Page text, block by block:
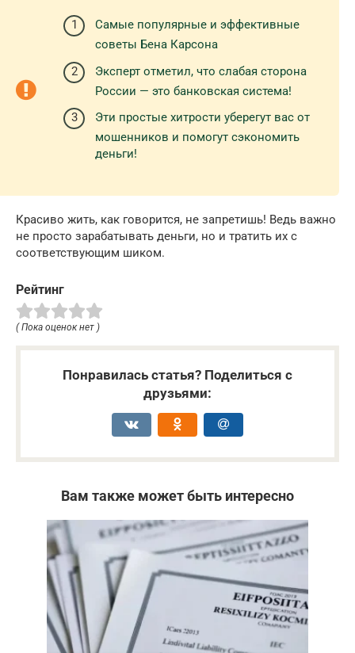
Самые популярные и эффективные
советы Бена Карсона
Эксперт отметил, что слабая сторона
России — это банковская система!
Эти простые хитрости уберегут вас от
мошенников и помогут сэкономить
деньги!
Красиво жить, как говорится, не запретишь! Ведь важно
не просто зарабатывать деньги, но и тратить их с
соответствующим шиком.
Рейтинг
( Пока оценок нет )
Понравилась статья? Поделиться с
друзьями:
Вам также может быть интересно